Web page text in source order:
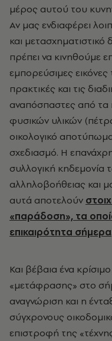
μέρος αυτού του
Αν μας ενδιαφέρει
και
πρέπει να κινηθούμε
εμπορεύσιμες
πρακτικές και τις
αναπόσπαστες από τα
φυσικών υλικών
οικολογικό
σχεδιασμό. Η
συλλογική κηδεμονία
αλληλοβοήθειας και
αυτά αποτελούν
«παράδοση», τα
επικαιρότητα σήμερα
Και βέβαια ένα
«μετάφρασης» στο
αναγνώριση και η
σύγχρονους
επιστροφή της